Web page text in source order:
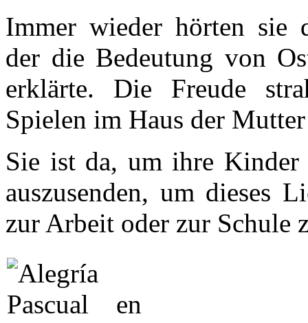
Immer wieder hörten sie
der die Bedeutung von
erklärte. Die Freude
Spielen im Haus der
Sie ist da, um ihre Kinder
auszusenden, um dieses
zur Arbeit oder zur Schule